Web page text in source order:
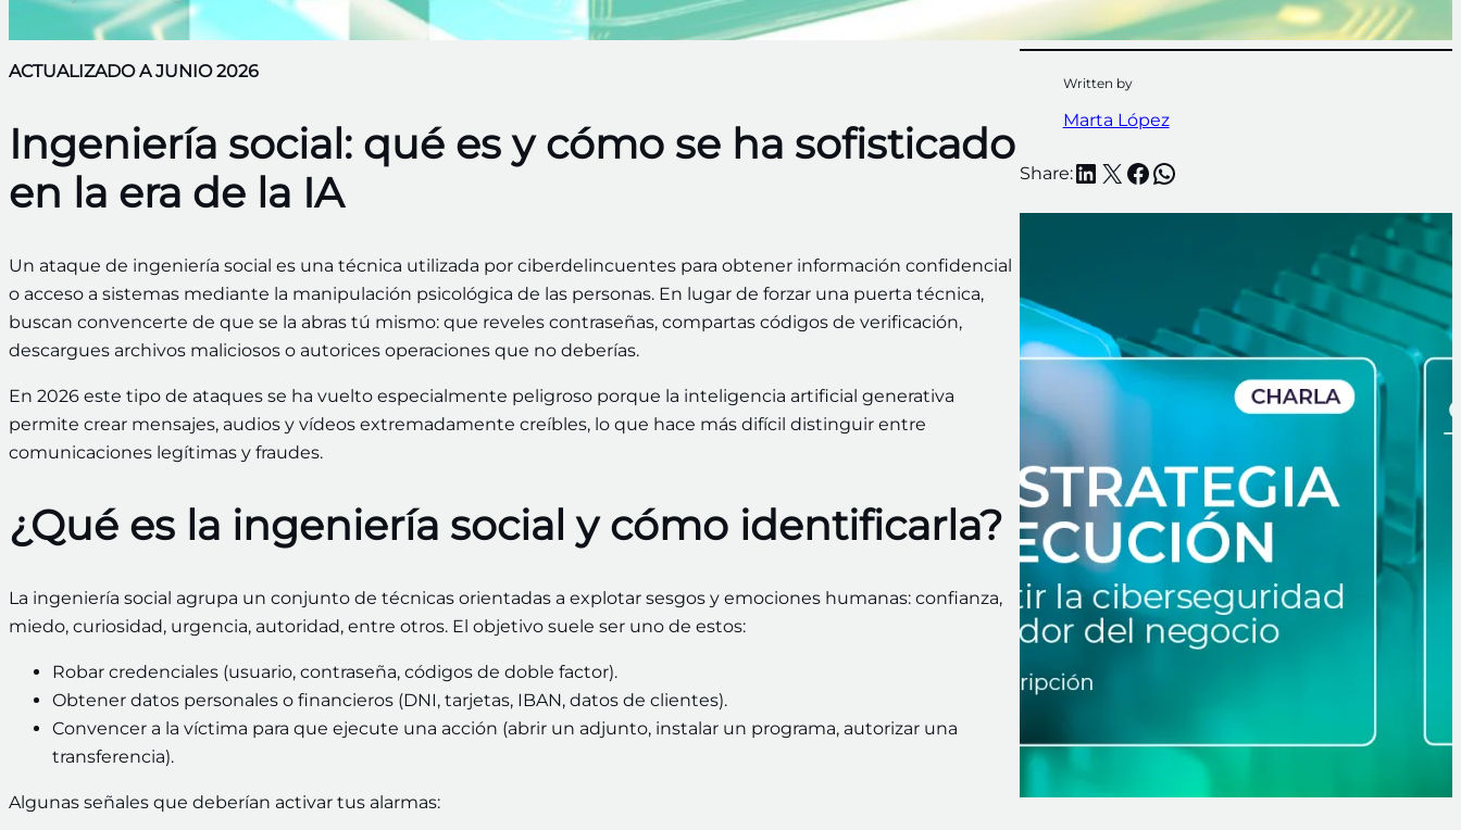
ACTUALIZADO A JUNIO 2026
Ingeniería social: qué es y cómo se ha sofisticado
en la era de la IA
Un ataque de ingeniería social es una técnica utilizada por ciberdelincuentes para obtener información confidencial
o acceso a sistemas mediante la manipulación psicológica de las personas. En lugar de forzar una puerta técnica,
buscan convencerte de que se la abras tú mismo: que reveles contraseñas, compartas códigos de verificación,
descargues archivos maliciosos o autorices operaciones que no deberías.
En 2026 este tipo de ataques se ha vuelto especialmente peligroso porque la inteligencia artificial generativa
permite crear mensajes, audios y vídeos extremadamente creíbles, lo que hace más difícil distinguir entre
comunicaciones legítimas y fraudes.
¿Qué es la ingeniería social y cómo identificarla?
La ingeniería social agrupa un conjunto de técnicas orientadas a explotar sesgos y emociones humanas: confianza,
miedo, curiosidad, urgencia, autoridad, entre otros. El objetivo suele ser uno de estos:
Robar credenciales (usuario, contraseña, códigos de doble factor).
Obtener datos personales o financieros (DNI, tarjetas, IBAN, datos de clientes).
Convencer a la víctima para que ejecute una acción (abrir un adjunto, instalar un programa, autorizar una
transferencia).
Algunas señales que deberían activar tus alarmas:
Written by
Marta López
Share:LinkedIn
X Facebook
WhatsApp